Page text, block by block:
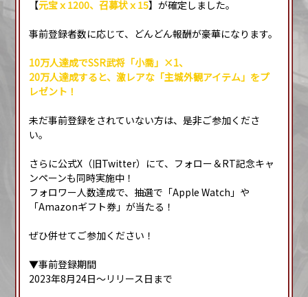
【元宝ｘ1200、召募状ｘ15】が確定しました。
事前登録者数に応じて、どんどん報酬が豪華になります。
10万人達成でSSR武将「小喬」×1、
20万人達成すると、激レアな「主城外観アイテム」をプ
レゼント！
未だ事前登録をされていない方は、是非ご参加くださ
い。
さらに公式X（旧Twitter）にて、フォロー＆RT記念キャ
ンペーンも同時実施中！
フォロワー人数達成で、抽選で「Apple Watch」や
「Amazonギフト券」が当たる！
ぜひ併せてご参加ください！
▼事前登録期間
2023年8月24日～リリース日まで